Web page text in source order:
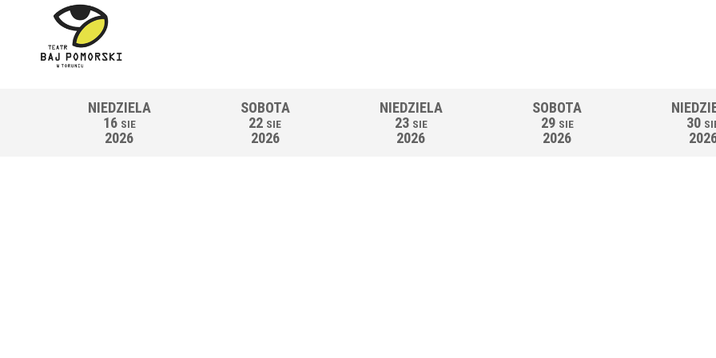
NIEDZIELA
16 SIE
2026
SOBOTA
22 SIE
2026
NIEDZIELA
23 SIE
2026
SOBOTA
29 SIE
2026
30